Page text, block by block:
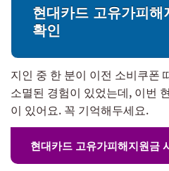
현대카드 고유가피
확인
지인 중 한 분이 이전 소비쿠폰
소멸된 경험이 있었는데, 이번
이 있어요. 꼭 기억해두세요.
현대카드 고유가피해지원금